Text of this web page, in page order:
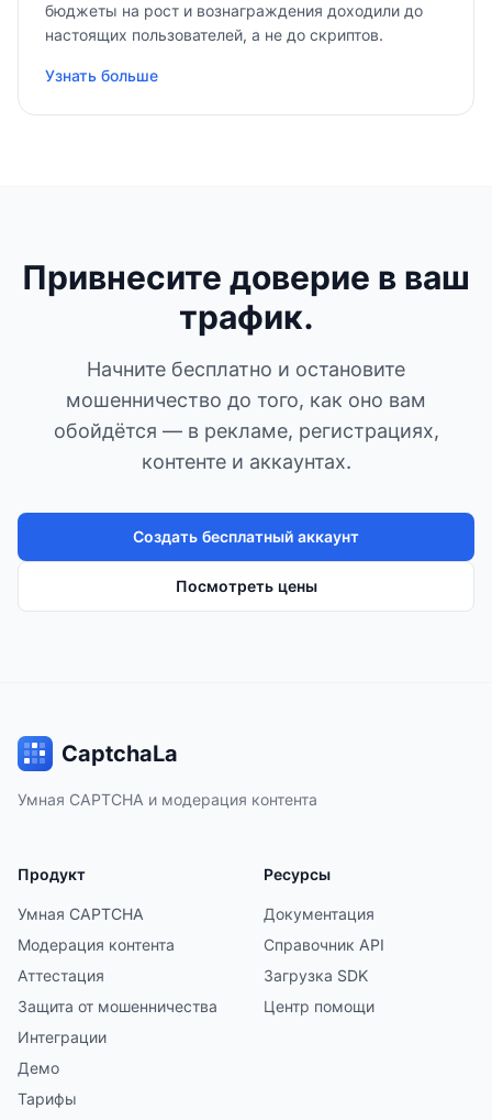
бюджеты на рост и вознаграждения доходили до
настоящих пользователей, а не до скриптов.
Узнать больше
Привнесите доверие в ваш
трафик.
Начните бесплатно и остановите
мошенничество до того, как оно вам
обойдётся — в рекламе, регистрациях,
контенте и аккаунтах.
Создать бесплатный аккаунт
Посмотреть цены
CaptchaLa
Умная CAPTCHA и модерация контента
Продукт
Умная CAPTCHA
Модерация контента
Аттестация
Защита от мошенничества
Интеграции
Демо
Тарифы
Ресурсы
Документация
Справочник API
Загрузка SDK
Центр помощи